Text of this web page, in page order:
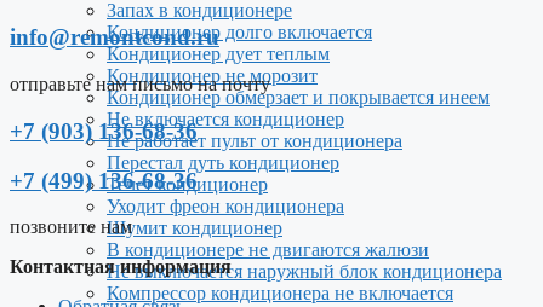
Запах в кондиционере
Кондиционер долго включается
Кондиционер дует теплым
Кондиционер не морозит
Кондиционер обмерзает и покрывается инеем
Не включается кондиционер
Не работает пульт от кондиционера
Перестал дуть кондиционер
Течет кондиционер
Уходит фреон кондиционера
Шумит кондиционер
В кондиционере не двигаются жалюзи
Не выключается наружный блок кондиционера
Компрессор кондиционера не включается
info@remontcond.ru
отправьте нам письмо на почту
+7 (903) 136-68-36
+7 (499) 136-68-36
позвоните нам
Контактная информация